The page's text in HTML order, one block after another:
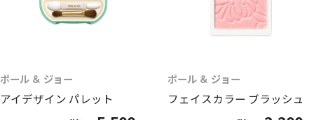
ポール ＆ ジョー
アイデザイン パレット
ポール ＆ ジョー
フェイスカラー ブラッシュ